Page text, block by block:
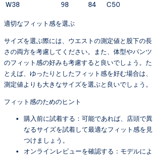
W38
98 84 C50
適切なフィット感を選ぶ
サイズを選ぶ際には、ウエストの測定値と股下の長
さの両方を考慮してください。また、体型やパンツ
のフィット感の好みも考慮すると良いでしょう。た
とえば、ゆったりとしたフィット感を好む場合は、
測定値よりも大きなサイズを選ぶと良いでしょう。
フィット感のためのヒント
購入前に試着する：可能であれば、店頭で異
なるサイズを試着して最適なフィット感を見
つけましょう。
オンラインレビューを確認する：モデルによ